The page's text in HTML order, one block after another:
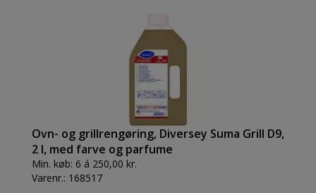
Ovn- og grillrengøring, Diversey Suma Grill D9,
2 l, med farve og parfume
Min. køb: 6 á 250,00 kr.
Varenr.: 168517